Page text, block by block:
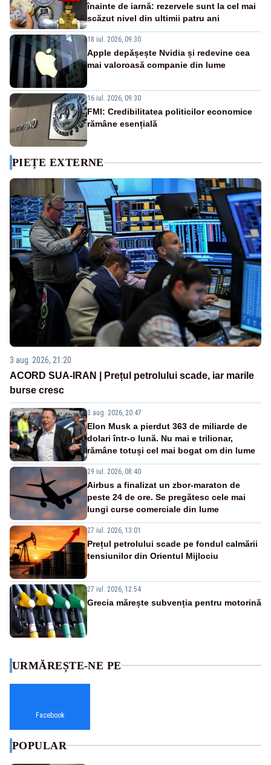
înainte de iarnă: rezervele sunt la cel mai
scăzut nivel din ultimii patru ani
18 iul. 2026, 09:30
Apple depășește Nvidia și redevine cea
mai valoroasă companie din lume
16 iul. 2026, 09:30
FMI: Credibilitatea politicilor economice
rămâne esențială
PIEȚE EXTERNE
3 aug. 2026, 21:20
ACORD SUA-IRAN | Prețul petrolului scade, iar marile
burse cresc
3 aug. 2026, 20:47
Elon Musk a pierdut 363 de miliarde de
dolari într-o lună. Nu mai e trilionar,
rămâne totuși cel mai bogat om din lume
29 iul. 2026, 08:40
Airbus a finalizat un zbor-maraton de
peste 24 de ore. Se pregătesc cele mai
lungi curse comerciale din lume
27 iul. 2026, 13:01
Prețul petrolului scade pe fondul calmării
tensiunilor din Orientul Mijlociu
27 iul. 2026, 12:54
Grecia mărește subvenția pentru motorină
URMĂREȘTE-NE PE
Facebook
POPULAR